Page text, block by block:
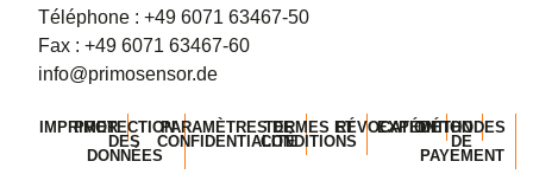
Téléphone : +49 6071 63467-50
Fax : +49 6071 63467-60
info@primosensor.de
IMPRIMER
PROTECTION
DES
DONNÉES
PARAMÈTRES DE
CONFIDENTIALITÉ
TERMES ET
CONDITIONS
RÉVOCATION
EXPÉDITION
MÉTHODES
DE
PAYEMENT